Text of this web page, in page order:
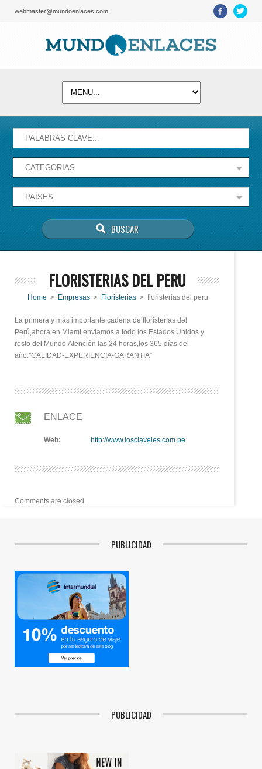
webmaster@mundoenlaces.com
FLORISTERIAS DEL PERU
Home > Empresas > Floristerias > floristerias del peru
La primera y más importante cadena de floristerías del
Perú,ahora en Miami enviamos a todo los Estados Unidos y
resto del Mundo.Atención las 24 horas,los 365 días del
año.”CALIDAD-EXPERIENCIA-GARANTIA”
ENLACE
Web: http://www.losclaveles.com.pe
Comments are closed.
PUBLICIDAD
PUBLICIDAD